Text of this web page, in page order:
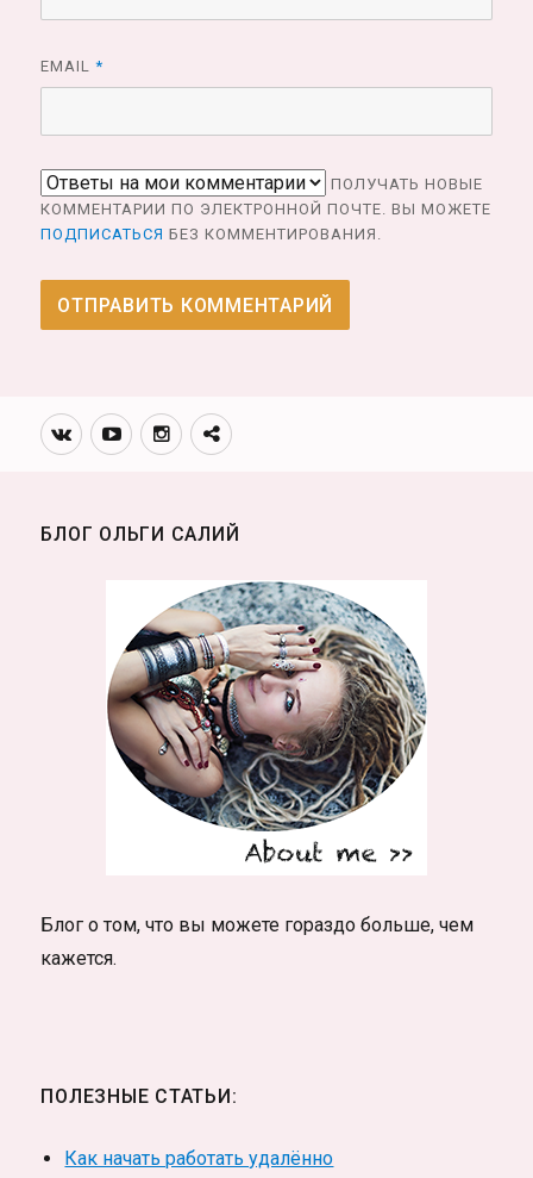
EMAIL*
ПОЛУЧАТЬ НОВЫЕ
КОММЕНТАРИИ ПО ЭЛЕКТРОННОЙ ПОЧТЕ. ВЫ МОЖЕТЕ
ПОДПИСАТЬСЯ БЕЗ КОММЕНТИРОВАНИЯ.
Вконтакте
YoutubeИнстаграмм
Телеграм
БЛОГ ОЛЬГИ САЛИЙ
Блог о том, что вы можете гораздо больше, чем
кажется.
ПОЛЕЗНЫЕ СТАТЬИ:
Как начать работать удалённо